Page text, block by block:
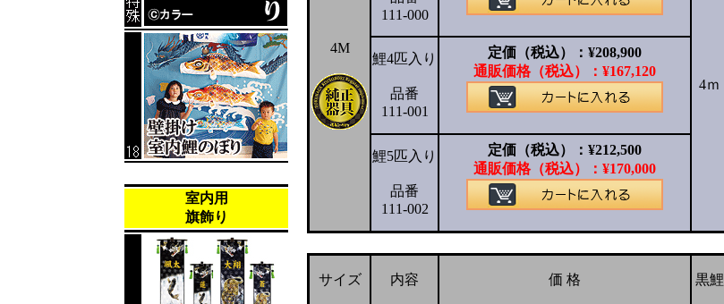
室内用
旗飾り
4M
111-000
4ｍ
鯉4匹入り
品番
111-001
定価（税込）： ¥208,900
通販価格（税込）： ¥167,120
鯉5匹入り
品番
111-002
定価（税込）： ¥212,500
通販価格（税込）： ¥170,000
サイズ 内容 価 格 黒鯉